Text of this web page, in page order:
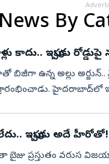
By
కాదు.. ఇప్పుడు
బిజీగా ఉన్న అల్లు
హైదరాబాద్‌లో
ఇప్పుడు అదే హీరోతో!
ప్రస్తుతం వరుస